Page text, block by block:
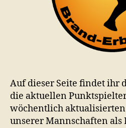
Auf dieser Seite findet ihr
die aktuellen
wöchentlich
unserer Mannschaften als